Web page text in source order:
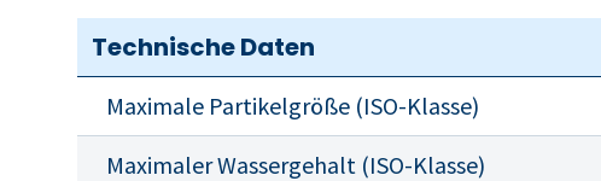
Technische Daten
Maximale Partikelgröße (ISO-Klasse)
Maximaler Wassergehalt (ISO-Klasse)